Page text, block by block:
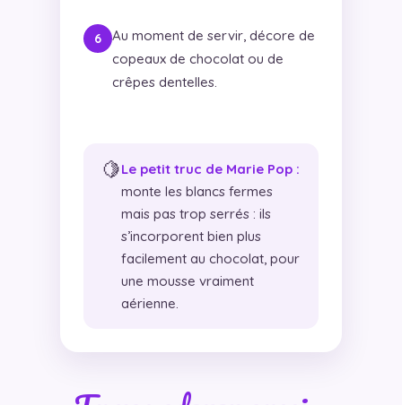
Au moment de servir, décore de
copeaux de chocolat ou de
crêpes dentelles.
🍋Le petit truc de Marie Pop :
monte les blancs fermes
mais pas trop serrés : ils
s’incorporent bien plus
facilement au chocolat, pour
une mousse vraiment
aérienne.